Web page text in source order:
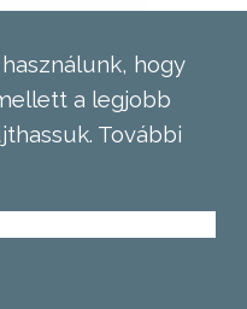
hogy
a legjobb
További